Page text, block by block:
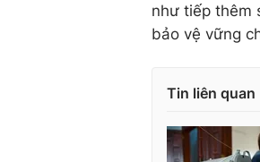
như tiếp thêm
bảo vệ vững
Tin liên quan